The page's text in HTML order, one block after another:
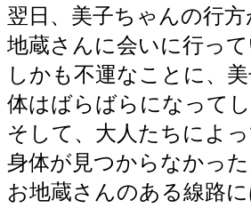
翌日、美子ちゃんの行
地蔵さんに会いに行って
しかも不運なことに、
体はばらばらになってし
そして、大人たちによ
身体が見つからなかっ
お地蔵さんのある線路